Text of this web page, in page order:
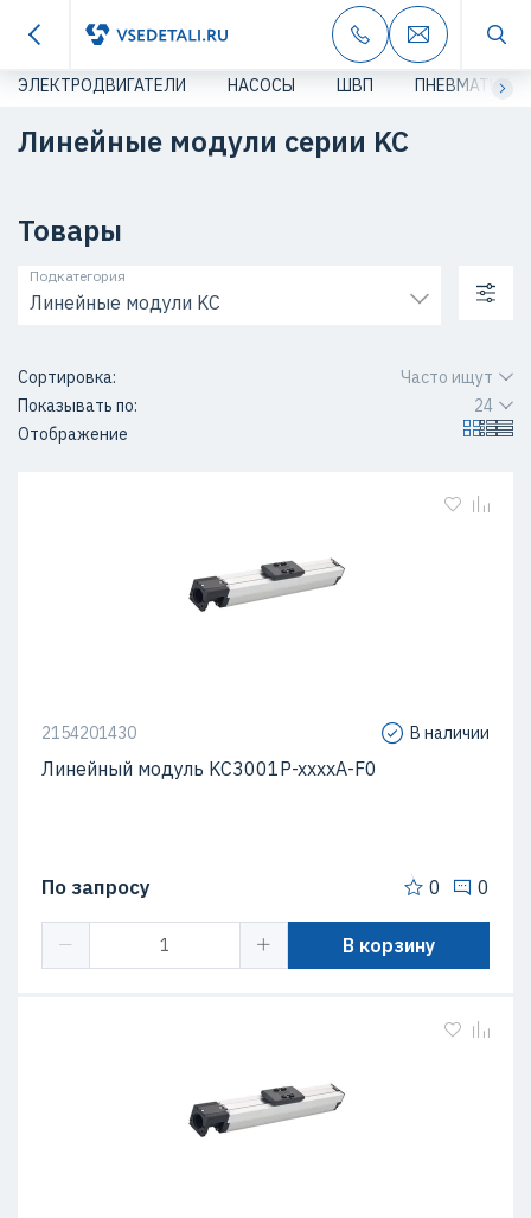
ЭЛЕКТРОДВИГАТЕЛИ НАСОСЫ ШВП ПНЕВМАТИКА
Линейные модули серии KC
Товары
Линейные модули KC
Подкатегория
Сортировка:
Часто ищут
Показывать по:
24
Отображение
2154201430 В наличии
Линейный модуль KC3001P-xxxxA-F0
По запросу 0 0
В корзину